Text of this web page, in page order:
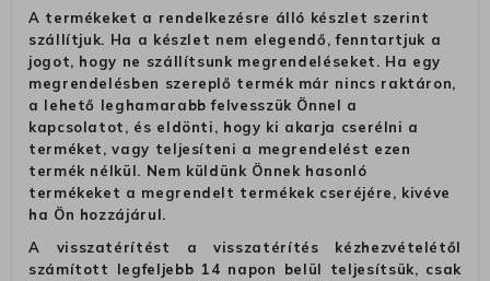
A termékeket a rendelkezésre álló készlet szerint
szállítjuk. Ha a készlet nem elegendő, fenntartjuk a
jogot, hogy ne szállítsunk megrendeléseket. Ha egy
megrendelésben szereplő termék már nincs raktáron,
a lehető leghamarabb felvesszük Önnel a
kapcsolatot, és eldönti, hogy ki akarja cserélni a
terméket, vagy teljesíteni a megrendelést ezen
termék nélkül. Nem küldünk Önnek hasonló
termékeket a megrendelt termékek cseréjére, kivéve
ha Ön hozzájárul.
A visszatérítést a visszatérítés kézhezvételétől
számított legfeljebb 14 napon belül teljesítsük, csak